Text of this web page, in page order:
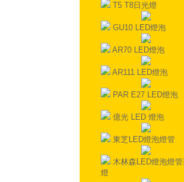
T5 T8日光燈
GU10 LED燈泡
AR70 LED燈泡
AR111 LED燈泡
PAR E27 LED燈泡
億光 LED 燈泡
東芝LED燈泡燈管
木林森LED燈泡燈管
燈